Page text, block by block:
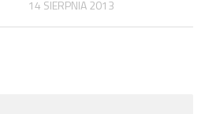
14 SIERPNIA 2013